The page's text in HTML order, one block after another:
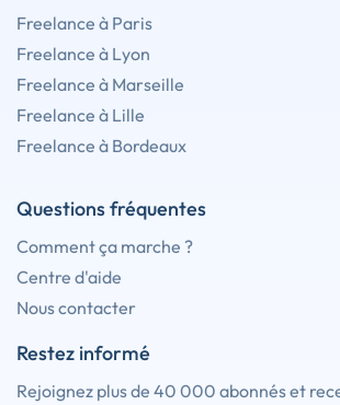
Freelance à Paris
Freelance à Lyon
Freelance à Marseille
Freelance à Lille
Freelance à Bordeaux
Questions fréquentes
Comment ça marche ?
Centre d'aide
Nous contacter
Restez informé
Rejoignez plus de 40 000 abonnés et